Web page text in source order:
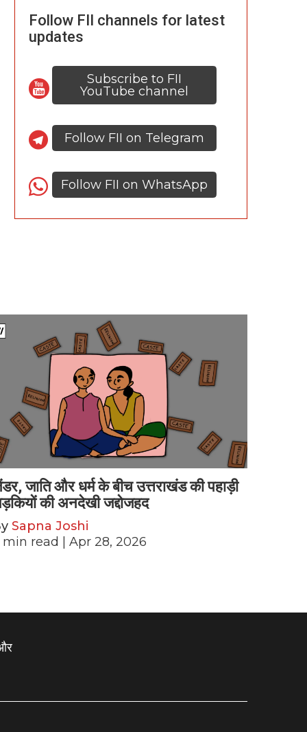
Follow FII channels for latest
updates
Subscribe to FII
YouTube channel
Follow FII on Telegram
Follow FII on WhatsApp
जाति और धर्म के बीच उत्तराखंड की पहाड़ी
की अनदेखी जद्दोजहद
Sapna Joshi
min read | Apr 28, 2026